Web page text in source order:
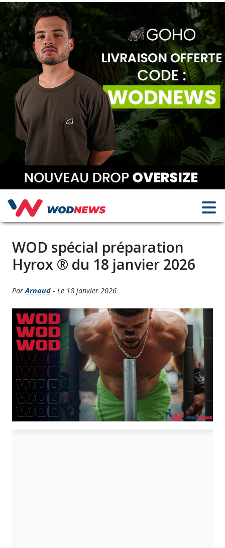
WOD spécial préparation
Hyrox ® du 18 janvier 2026
ParArnaud - Le 18 janvier 2026